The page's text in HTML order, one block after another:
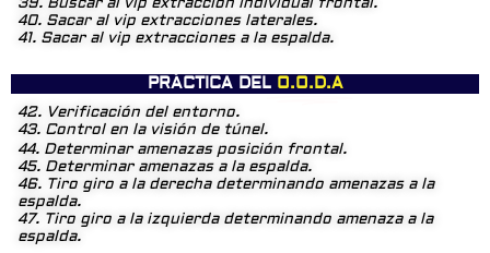
40. Sacar al vip extracciones laterales.
41. Sacar al vip extracciones a la espalda.
PRÁCTICA DEL O.O.D.A
42. Verificación del entorno.
43. Control en la visión de túnel.
44. Determinar amenazas posición frontal.
45. Determinar amenazas a la espalda.
46. Tiro giro a la derecha determinando amenazas a la
espalda.
47. Tiro giro a la izquierda determinando amenaza a la
espalda.